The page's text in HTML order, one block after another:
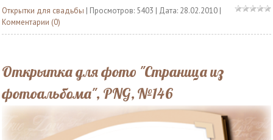
Открытки для свадьбы | Просмотров: 5403 | Дата: 28.02.2010 |
Комментарии (0)
Открытка для фото "Страница из
фотоальбома", PNG, №146